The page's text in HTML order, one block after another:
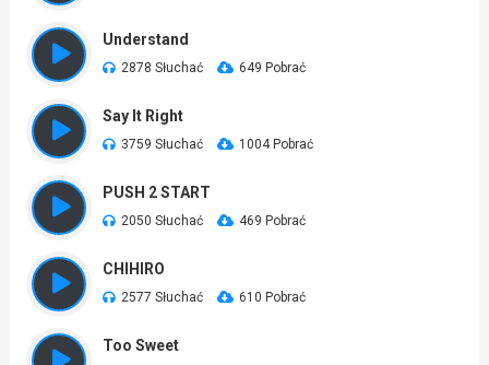
Understand
2878 Słuchać 649 Pobrać
Say It Right
3759 Słuchać 1004 Pobrać
PUSH 2 START
2050 Słuchać 469 Pobrać
CHIHIRO
2577 Słuchać 610 Pobrać
Too Sweet